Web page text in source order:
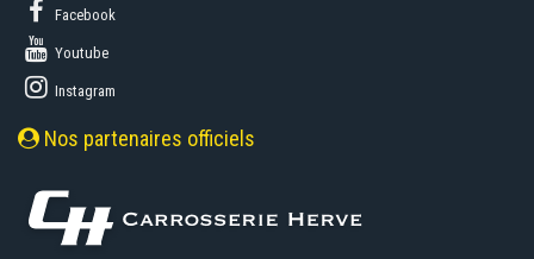
Facebook
Youtube
Instagram
Nos partenaires officiels